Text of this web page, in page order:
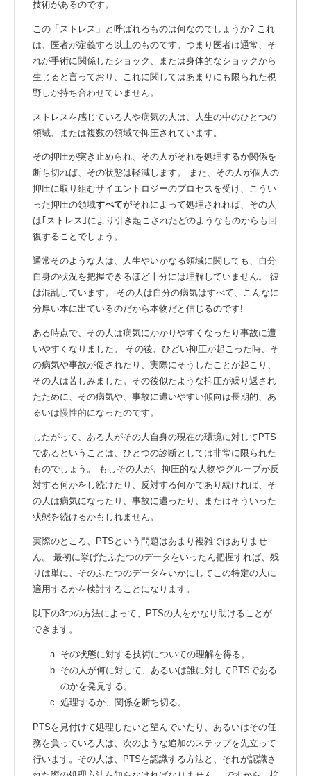
技術があるのです。
この「ストレス」と呼ばれるものは何なのでしょうか? これ
は、医者が定義する以上のものです。つまり医者は通常、そ
れが手術に関係したショック、または身体的なショックから
生じると言っており、これに関してはあまりにも限られた視
野しか持ち合わせていません。
ストレスを感じている人や病気の人は、人生の中のひとつの
領域、または複数の領域で抑圧されています。
その抑圧が突き止められ、その人がそれを処理するか関係を
断ち切れば、その状態は軽減します。 また、その人が個人の
抑圧に取り組むサイエントロジーのプロセスを受け、こうい
った抑圧の領域すべてがそれによって処理されれば、その人
は｢ストレス｣により引き起こされたどのようなものからも回
復することでしょう。
通常そのような人は、人生やいかなる領域に関しても、自分
自身の状況を把握できるほど十分には理解していません。 彼
は混乱しています。 その人は自分の病気はすべて、こんなに
分厚い本に出ているのだから本物だと信じるのです!
ある時点で、その人は病気にかかりやすくなったり事故に遭
いやすくなりました。 その後、ひどい抑圧が起こった時、そ
の病気や事故が促されたり、実際にそうしたことが起こり、
その人は苦しみました。その後似たような抑圧が繰り返され
たために、その病気や、事故に遭いやすい傾向は長期的、あ
るいは慢性的になったのです。
したがって、ある人がその人自身の現在の環境に対してPTS
であるということは、ひとつの診断としては非常に限られた
ものでしょう。 もしその人が、抑圧的な人物やグループが反
対する何かをし続けたり、反対する何かであり続ければ、そ
の人は病気になったり、事故に遭ったり、またはそういった
状態を続けるかもしれません。
実際のところ、PTSという問題はあまり複雑ではありませ
ん。 最初に挙げたふたつのデータをいったん把握すれば、残
りは単に、そのふたつのデータをいかにしてこの特定の人に
適用するかを検討することになります。
以下の3つの方法によって、PTSの人をかなり助けることが
できます。
その状態に対する技術についての理解を得る。
その人が何に対して、あるいは誰に対してPTSである
のかを発見する。
処理するか、関係を断ち切る。
PTSを見付けて処理したいと望んでいたり、あるいはその任
務を負っている人は、次のような追加のステップを先立って
行います。その人は、PTSを認識する方法と、それが認識さ